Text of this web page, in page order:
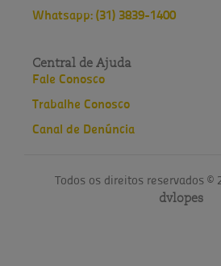
Whatsapp: (31) 3839-1400
Central de Ajuda
Fale Conosco
Trabalhe Conosco
Canal de Denúncia
Todos os direitos reservados ©
dvlopes